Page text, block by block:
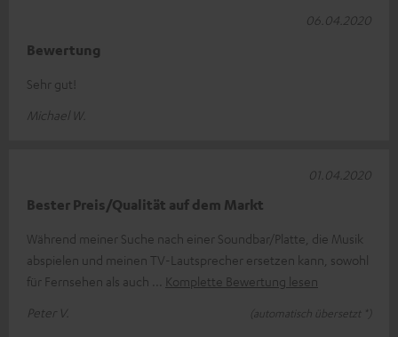
Bewertung
Sehr gut!
Michael W.
06.04.2020
Bester Preis/Qualität auf dem Markt
Während meiner Suche nach einer Soundbar/Platte, die Musik
abspielen und meinen TV-Lautsprecher ersetzen kann, sowohl
für Fernsehen als auch
Komplette Bewertung lesen
Peter V.
(automatisch übersetzt *)
01.04.2020